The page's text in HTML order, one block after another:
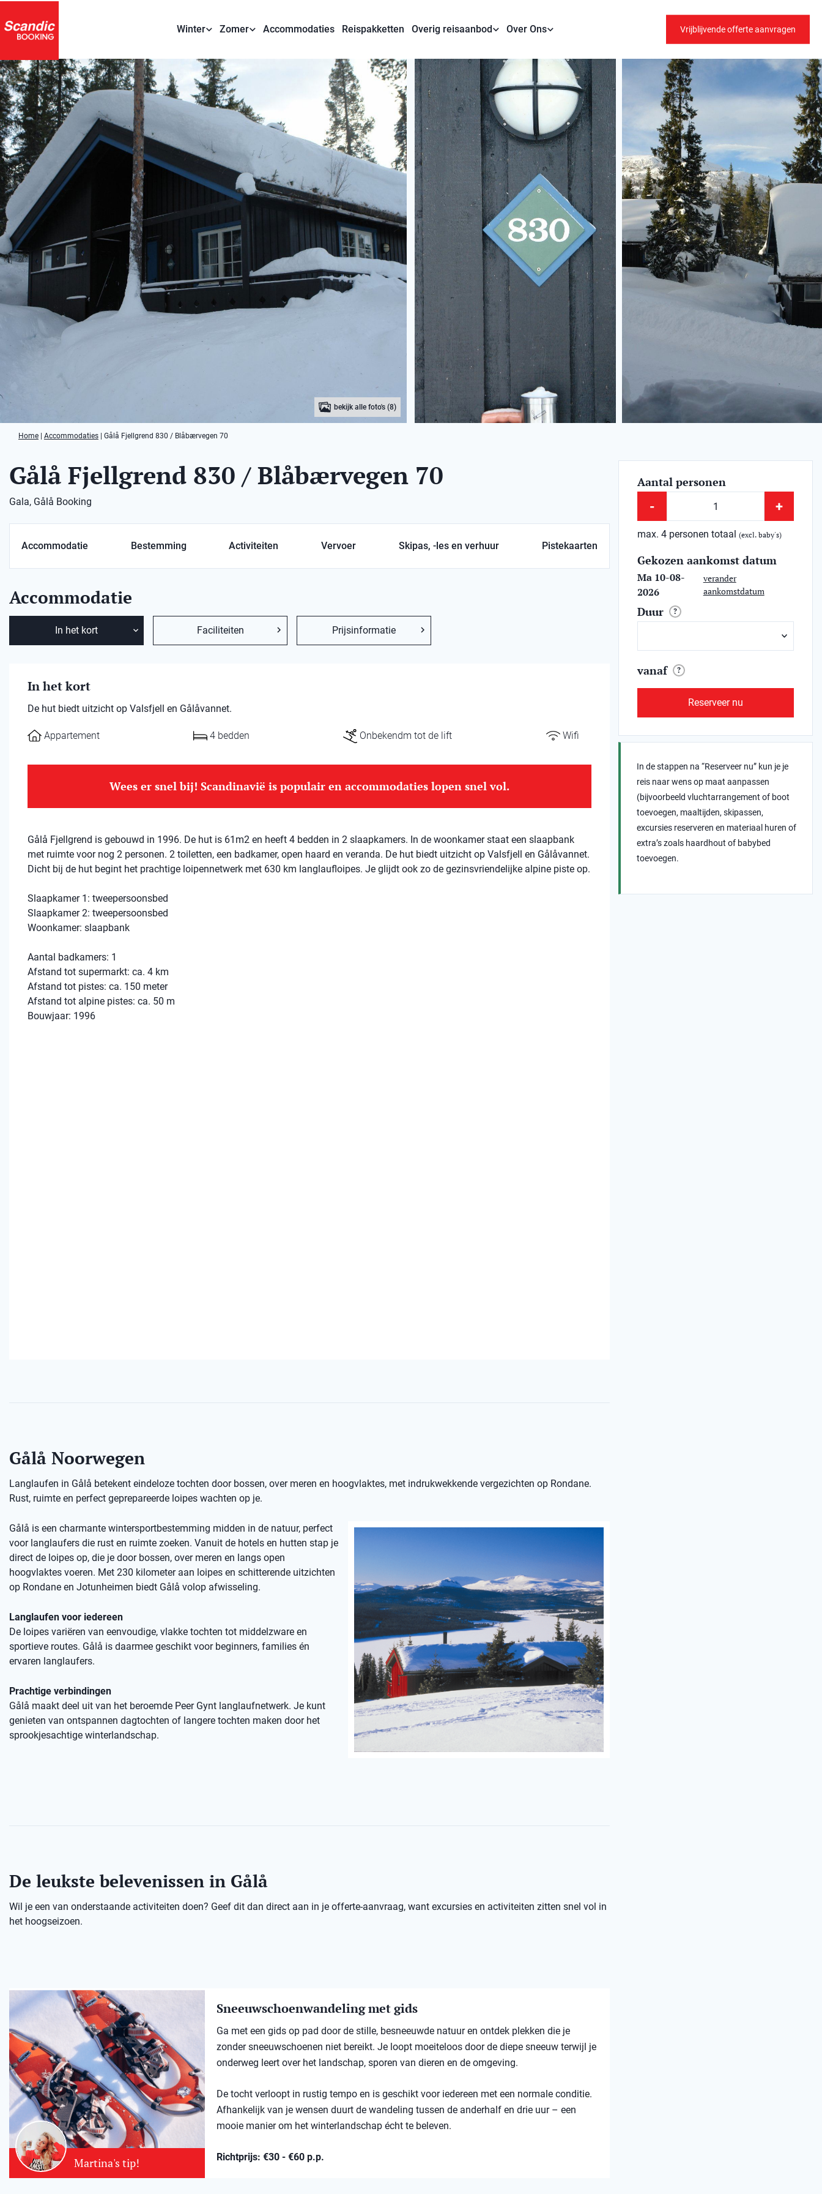
Winter Zomer Accommodaties Reispakketten Overig reisaanbod Over Ons Vrijblijvende offerte aanvragen
bekijk alle foto's (8)
Home Accommodaties Gålå Fjellgrend 830 / Blåbærvegen 70
Gålå Fjellgrend 830 / Blåbærvegen 70
Gala, Gålå Booking
Accommodatie Bestemming Activiteiten Vervoer Skipas, -les en verhuur Pistekaarten
Accommodatie
In het kort Faciliteiten Prijsinformatie
In het kort
De hut biedt uitzicht op Valsfjell en Gålåvannet.
Appartement 4 bedden Onbekendm tot de lift Wifi
Wees er snel bij! Scandinavië is populair en accommodaties lopen snel vol.
Gålå Fjellgrend is gebouwd in 1996. De hut is 61m2 en heeft 4 bedden in 2 slaapkamers. In de woonkamer staat een slaapbank
met ruimte voor nog 2 personen. 2 toiletten, een badkamer, open haard en veranda. De hut biedt uitzicht op Valsfjell en Gålåvannet.
Dicht bij de hut begint het prachtige loipennetwerk met 630 km langlaufloipes. Je glijdt ook zo de gezinsvriendelijke alpine piste op.
Slaapkamer 1: tweepersoonsbed
Slaapkamer 2: tweepersoonsbed
Woonkamer: slaapbank
Aantal badkamers: 1
Afstand tot supermarkt: ca. 4 km
Afstand tot pistes: ca. 150 meter
Afstand tot alpine pistes: ca. 50 m
Bouwjaar: 1996
Gålå Noorwegen
Langlaufen in Gålå betekent eindeloze tochten door bossen, over meren en hoogvlaktes, met indrukwekkende vergezichten op Rondane.
Rust, ruimte en perfect geprepareerde loipes wachten op je.
Gålå is een charmante wintersportbestemming midden in de natuur, perfect
voor langlaufers die rust en ruimte zoeken. Vanuit de hotels en hutten stap je
direct de loipes op, die je door bossen, over meren en langs open
hoogvlaktes voeren. Met 230 kilometer aan loipes en schitterende uitzichten
op Rondane en Jotunheimen biedt Gålå volop afwisseling.
Langlaufen voor iedereen
De loipes variëren van eenvoudige, vlakke tochten tot middelzware en
sportieve routes. Gålå is daarmee geschikt voor beginners, families én
ervaren langlaufers.
Prachtige verbindingen
Gålå maakt deel uit van het beroemde Peer Gynt langlaufnetwerk. Je kunt
genieten van ontspannen dagtochten of langere tochten maken door het
sprookjesachtige winterlandschap.
De leukste belevenissen in Gålå
Wil je een van onderstaande activiteiten doen? Geef dit dan direct aan in je offerte-aanvraag, want excursies en activiteiten zitten snel vol in
het hoogseizoen.
Martina's tip!
Sneeuwschoenwandeling met gids
Ga met een gids op pad door de stille, besneeuwde natuur en ontdek plekken die je
zonder sneeuwschoenen niet bereikt. Je loopt moeiteloos door de diepe sneeuw terwijl je
onderweg leert over het landschap, sporen van dieren en de omgeving.
De tocht verloopt in rustig tempo en is geschikt voor iedereen met een normale conditie.
Afhankelijk van je wensen duurt de wandeling tussen de anderhalf en drie uur – een
mooie manier om het winterlandschap écht te beleven.
Richtprijs: €30 - €60 p.p.
Aantal personen
- +
max. 4 personen totaal(excl. baby's)
Gekozen aankomst datum
Ma 10-08-
2026
verander
aankomstdatum
Duur ?
vanaf ?
Reserveer nu
In de stappen na “Reserveer nu” kun je je
reis naar wens op maat aanpassen
(bijvoorbeeld vluchtarrangement of boot
toevoegen, maaltijden, skipassen,
excursies reserveren en materiaal huren of
extra’s zoals haardhout of babybed
toevoegen.